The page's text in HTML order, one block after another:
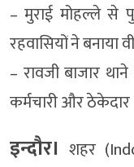
– मुराई मोहल्ले से
रहवासियों ने बनाया
– रावजी बाजार
कर्मचारी और ठेकेदार
इन्दौर। शहर